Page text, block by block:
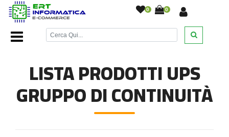
0 0
Home Page/UPS Gruppo di Continuità/
LISTA PRODOTTI UPS
GRUPPO DI CONTINUITÀ